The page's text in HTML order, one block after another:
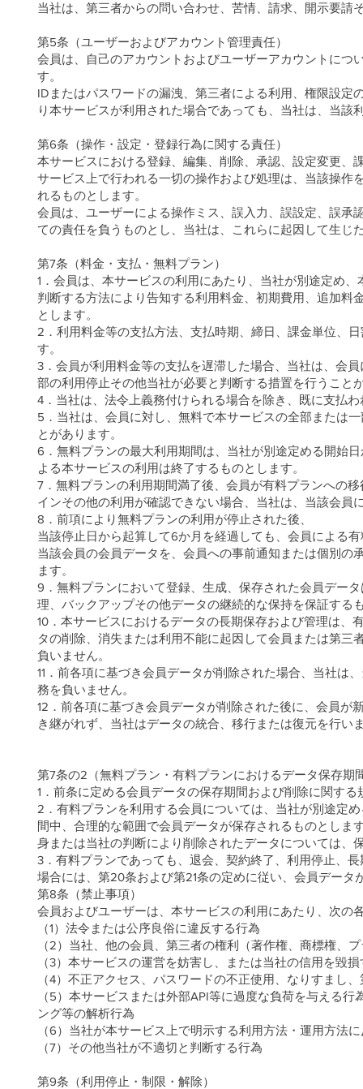
当社は、第三者からの問い合わせ、苦情、請求、開示要請
第5条（ユーザーおよびアカウント管理責任）
会員は、自己のアカウントおよびユーザーアカウントに
す。
IDまたはパスワードの漏洩、第三者による利用、権限設
り本サービスが利用された場合であっても、当社は、当
第6条（操作・設定・登録行為に関する責任）
本サービスにおける登録、編集、削除、承認、設定変更、
サービス上で行われる一切の操作および処理は、当該操
れるものとします。
会員は、ユーザーによる操作ミス、誤入力、誤設定、誤
ての責任を負うものとし、当社は、これらに起因して生じ
第7条（料金・支払・無料プラン）
1．会員は、本サービスの利用にあたり、当社が別途定め
判断する方法により告知する利用料金、初期費用、追加
とします。
2．利用料金等の支払方法、支払時期、締日、課金単位、
す。
3．会員が利用料金等の支払を遅滞した場合、当社は、会
部の利用停止その他当社が必要と判断する措置を行うこと
4．当社は、法令上義務付けられる場合を除き、既に支払
5．当社は、会員に対し、無料で本サービスの全部または
とがあります。
6．無料プランの最大利用期間は、当社が別途定める開始
よる本サービスの利用は終了するものとします。
7．無料プランの利用期間満了後、会員が有料プランへの
インその他の利用が確認できない場合、当社は、当該会員
8．前項により無料プランの利用が停止された後、
当該停止日から起算して6か月を経過しても、会員による
当該会員の会員データを、会員への事前通知または個別
ます。
9．無料プランにおいて登録、生成、保存された会員デー
理、バックアップその他データの継続的な保持を保証する
10．本サービスにおけるデータの長期保存および管理は
タの削除、消失または利用不能に起因して会員または第
負いません。
11．前各項に基づき会員データが削除された場合、当社は
務を負いません。
12．前各項に基づき会員データが削除された後に、会員
き継がれず、当社はデータの統合、移行または復元を行い
第7条の2（無料プラン・有料プランにおけるデータ保存期
1．前条に定める会員データの保存期間および削除に関す
2．有料プランを利用する会員については、当社が別途定
間中、合理的な範囲で会員データが保存されるものとし
身または当社の判断により削除されたデータについては、
3．有料プランであっても、退会、契約終了、利用停止、
場合には、第20条および第21条の定めに従い、会員データ
第8条（禁止事項）
会員およびユーザーは、本サービスの利用にあたり、次の
（1）法令または公序良俗に違反する行為
（2）当社、他の会員、第三者の権利（著作権、商標権、
（3）本サービスの運営を妨害し、または当社の信用を毀
（4）不正アクセス、パスワードの不正使用、なりすまし
（5）本サービスまたは外部API等に過度な負荷を与える
ング等の解析行為
（6）当社が本サービス上で明示する利用方法・運用方法
（7）その他当社が不適切と判断する行為
第9条（利用停止・制限・解除）